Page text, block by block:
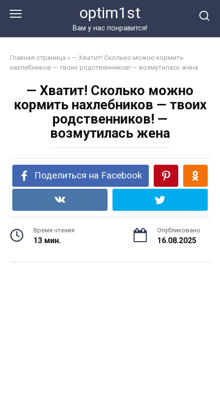
optim1st
Вам у нас понравится!
Главная страница » — Хватит! Сколько можно кормить
нахлебников — твоих родственников! — возмутилась жена
— Хватит! Сколько можно
кормить нахлебников — твоих
родственников! —
возмутилась жена
Поделиться на Facebook
Время чтения
13 мин.
Опубликовано
16.08.2025